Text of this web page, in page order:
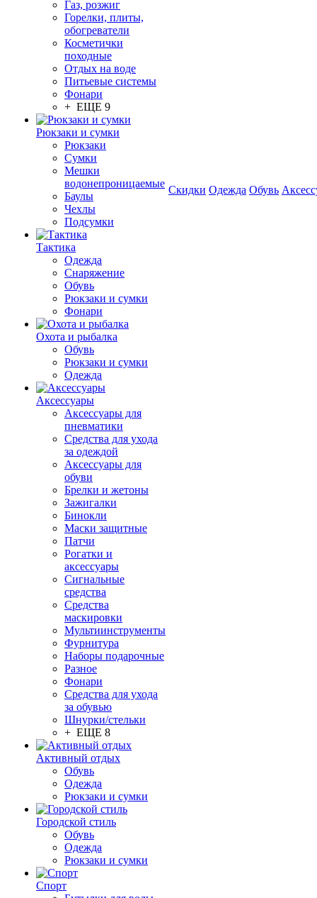
Газ, розжиг
Горелки, плиты,
обогреватели
Косметички
походные
Отдых на воде
Питьевые системы
Фонари
+ ЕЩЕ 9
Рюкзаки и сумки
Рюкзаки
Сумки
Мешки
водонепроницаемые
Баулы
Чехлы
Подсумки
Тактика
Одежда
Снаряжение
Обувь
Рюкзаки и сумки
Фонари
Охота и рыбалка
Обувь
Рюкзаки и сумки
Одежда
Аксессуары
Аксессуары для
пневматики
Средства для ухода
за одеждой
Аксессуары для
обуви
Брелки и жетоны
Зажигалки
Бинокли
Маски защитные
Патчи
Рогатки и
аксессуары
Сигнальные
средства
Средства
маскировки
Мультиинструменты
Фурнитура
Наборы подарочные
Разное
Фонари
Средства для ухода
за обувью
Шнурки/стельки
+ ЕЩЕ 8
Активный отдых
Обувь
Одежда
Рюкзаки и сумки
Городской стиль
Обувь
Одежда
Рюкзаки и сумки
Спорт
Скидки Одежда Обувь